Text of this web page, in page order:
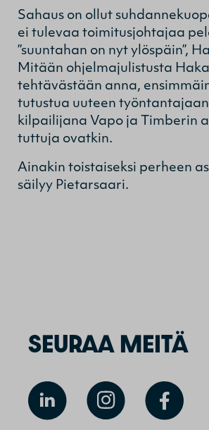
Sahaus on ollut
ei tulevaa toimitusjohtajaa
”suuntahan on nyt ylöspäin”,
Mitään ohjelmajulistusta
tehtävästään anna,
tutustua uuteen
kilpailijana Vapo ja Timberin
tuttuja ovatkin.
Ainakin toistaiseksi perheen
säilyy Pietarsaari.
SEURAA MEITÄ